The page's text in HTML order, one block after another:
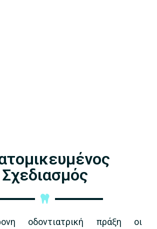
Σχεδιασμός
οδοντιατρική πράξη οι